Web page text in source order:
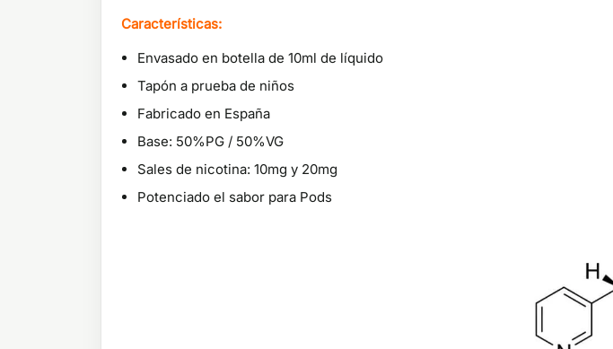
Características:
Envasado en botella de 10ml de líquido
Tapón a prueba de niños
Fabricado en España
Base: 50%PG / 50%VG
Sales de nicotina: 10mg y 20mg
Potenciado el sabor para Pods